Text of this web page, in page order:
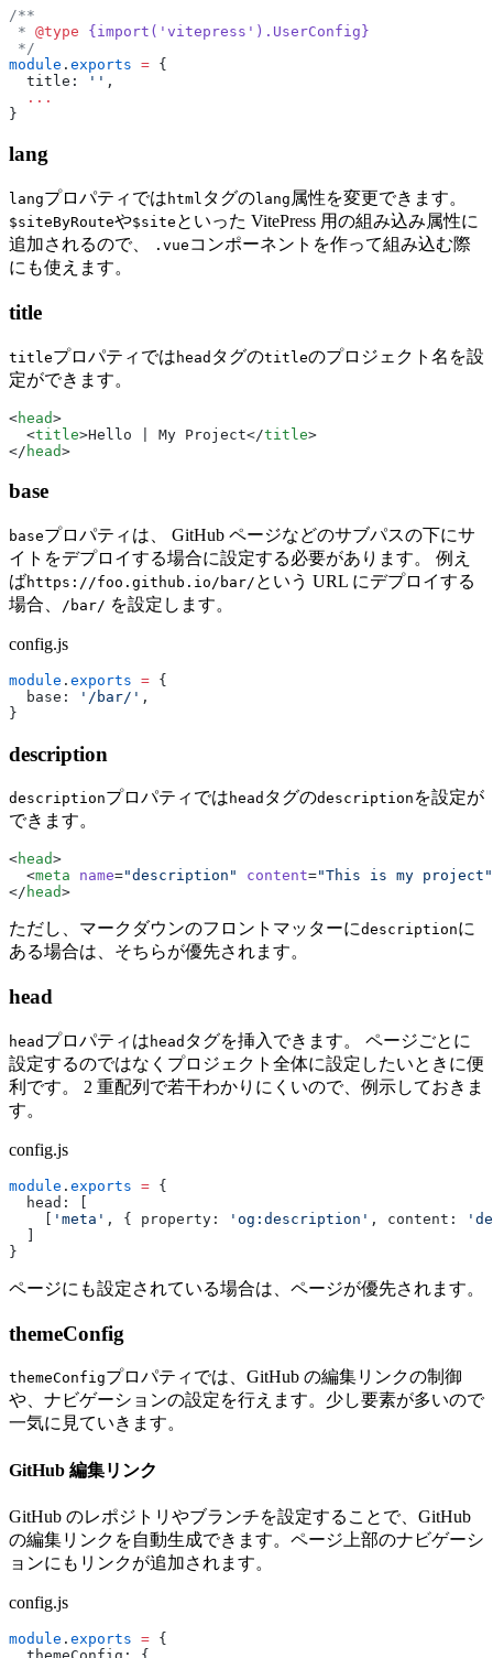
/**
* @type {import('vitepress').UserConfig}
*/
module . exports = {
  title:
'' ,
  ...
}
lang
langプロパティでは html タグのlang 属性を変更できます。
$siteByRouteや$site といった VitePress 用の組み込み属性に
追加されるので、 
.vue コンポーネントを作って組み込む際
にも使えます。
title
titleプロパティでは head タグのtitleのプロジェクト名を設
定ができます。
<head>
  <
title>Hello | My Project</title>
</ head>
base
baseプロパティは、 GitHub ページなどのサブパスの下にサ
イトをデプロイする場合に設定する必要があります。 例え
ばhttps://foo.github.io/bar/ という URL にデプロイする
場合、
/bar/ を設定します。
config.js
module . exports = {
  base:
'/bar/' ,
}
description
descriptionプロパティでは head タグのdescription を設定が
できます。
<head>
  <
meta name="description" content="This is my project"
</ head>
ただし、マークダウンのフロントマッターにdescriptionに
ある場合は、そちらが優先されます。
head
head プロパティは head タグを挿入できます。 ページごとに
設定するのではなくプロジェクト全体に設定したいときに便
利です。 2 重配列で若干わかりにくいので、例示しておきま
す。
config.js
module . exports = {
  head: [
'meta' , { property: 'og:description' , content:
}
ページにも設定されている場合は、ページが優先されます。
themeConfig
themeConfigプロパティでは、GitHub の編集リンクの制御
や、ナビゲーションの設定を行えます。少し要素が多いので
一気に見ていきます。
GitHub 編集リンク
GitHub のレポジトリやブランチを設定することで、GitHub
の編集リンクを自動生成できます。ページ上部のナビゲーシ
ョンにもリンクが追加されます。
config.js
module . exports = {